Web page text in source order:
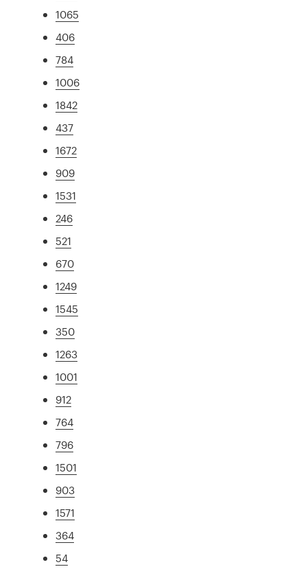
1065
406
784
1006
1842
437
1672
909
1531
246
521
670
1249
1545
350
1263
1001
912
764
796
1501
903
1571
364
54